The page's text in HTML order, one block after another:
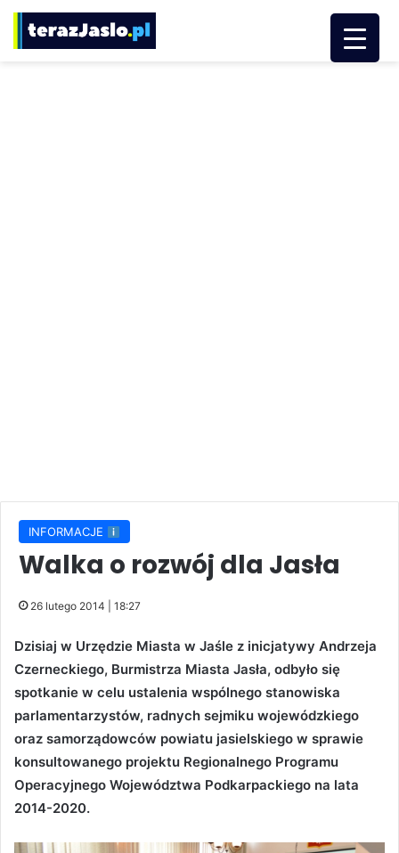
INFORMACJE
Walka o rozwój dla Jasła
26 lutego 2014 | 18:27
Dzisiaj w Urzędzie Miasta w Jaśle z inicjatywy Andrzeja
Czerneckiego, Burmistrza Miasta Jasła, odbyło się
spotkanie w celu ustalenia wspólnego stanowiska
parlamentarzystów, radnych sejmiku wojewódzkiego
oraz samorządowców powiatu jasielskiego w sprawie
konsultowanego projektu Regionalnego Programu
Operacyjnego Województwa Podkarpackiego na lata
2014-2020.